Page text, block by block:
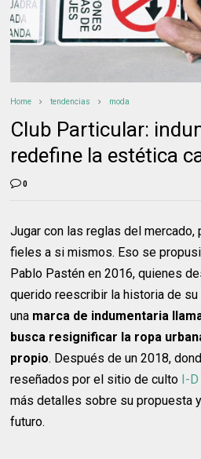
Home tendencias moda
Club Particular:
redefine la estética
0
Jugar con las reglas del mercado,
fieles a si mismos. Eso se
Pablo Pastén en 2016, quienes
querido reescribir la historia de
una marca de indumentaria
busca resignificar la ropa
propio. Después de un 2018,
reseñados por el sitio de culto I-
más detalles sobre su propuesta
futuro.